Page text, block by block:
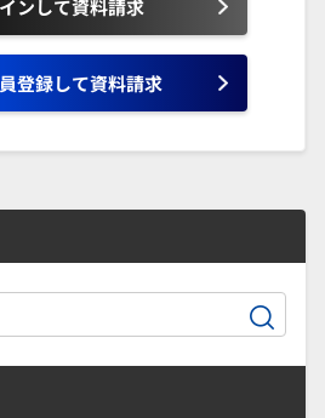
ンして資料請求
登録して資料請求